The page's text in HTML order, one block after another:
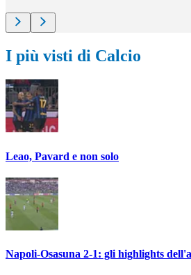
I più visti di Calcio
Leao, Pavard e non solo
Napoli-Osasuna 2-1: gli highlights